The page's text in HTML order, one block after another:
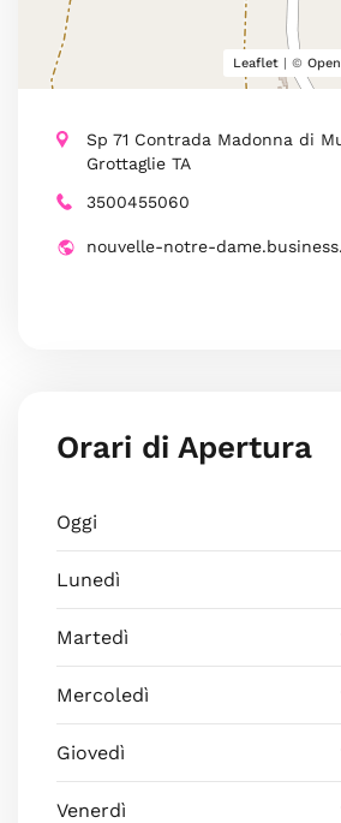
Leaflet | ©
Sp 71 Contrada Madonna di
Grottaglie TA
3500455060
nouvelle-notre-
Orari di Apertura
Oggi
Lunedì
Martedì
Mercoledì
Giovedì
Venerdì